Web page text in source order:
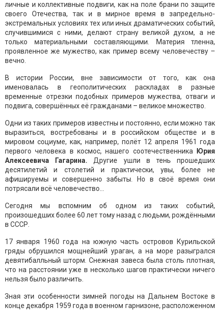
личные и коллективные подвиги, как на поле брани по защите
своего Отечества, так и в мирное время в запредельно-
экстремальных условиях тех или иных драматических событий,
случившимися с ними, делают страну великой духом, а не
только материальными составляющими. Материя тленна,
проявленное же мужество, как пример всему человечеству –
вечно.
В истории России, вне зависимости от того, как она
именовалась в геополитических раскладах в разные
временные отрезки подобных примеров мужества, отваги и
подвига, совершённых её гражданами – великое множество.
Одни из таких примеров известны и постоянно, если можно так
выразиться, востребованы и в российском обществе и в
мировом социуме, как, например, полёт 12 апреля 1961 года
первого человека в космос, нашего соотечественника
Юрия
Алексеевича Гагарина. Другие ушли в тень прошедших
десятилетий и столетий и практически, увы, более не
афишируемы и совершенно забыты. Но в своё время они
потрясали всё человечество…
Сегодня мы вспомним об одном из таких событий,
произошедших более 60 лет тому назад с людьми, рождёнными
в СССР.
17 января 1960 года на южную часть островов Курильской
гряды обрушился мощнейший ураган, а на море разыгрался
девятибалльный шторм. Снежная завеса была столь плотная,
что на расстоянии уже в несколько шагов практически ничего
нельзя было различить.
Зная эти особенности зимней погоды на Дальнем Востоке в
конце декабря 1959 года в военном гарнизоне, расположенном